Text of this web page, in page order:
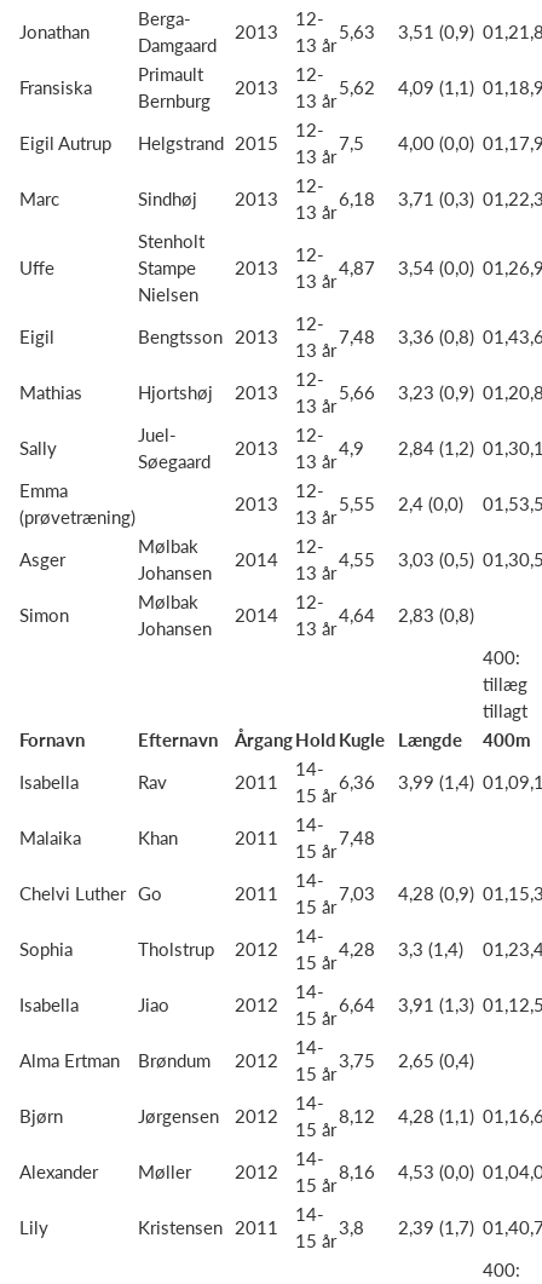
Jonathan
Berga-
Damgaard
2013
12-
13 år
5,63 3,51 (0,9)
Fransiska
Primault
Bernburg
2013
12-
13 år
5,62 4,09 (1,1)
Eigil Autrup Helgstrand 2015
12-
13 år
7,5 4,00 (0,0)
Marc Sindhøj 2013
12-
13 år
6,18 3,71 (0,3)
Uffe
Stenholt
Stampe
Nielsen
2013
12-
13 år
4,87 3,54 (0,0)
Eigil Bengtsson 2013
12-
13 år
7,48 3,36 (0,8)
Mathias Hjortshøj 2013
12-
13 år
5,66 3,23 (0,9)
Sally
Juel-
Søegaard
2013
12-
13 år
4,9 2,84 (1,2)
Emma
(prøvetræning)
2013
12-
13 år
5,55 2,4 (0,0)
Asger
Mølbak
Johansen
2014
12-
13 år
4,55 3,03 (0,5)
Simon
Mølbak
Johansen
2014
12-
13 år
4,64
2,83 (0,8)
400:
tillæg
tillagt
Fornavn
Efternavn ÅrgangHold Kugle Længde
400m
Isabella
Rav 2011
14-
15 år
6,36 3,99 (1,4)
Malaika Khan 2011
14-
15 år
7,48
Chelvi Luther Go 2011
14-
15 år
7,03 4,28 (0,9)
Sophia Tholstrup 2012
14-
15 år
4,28 3,3 (1,4)
Isabella Jiao 2012
14-
15 år
6,64 3,91 (1,3)
Alma Ertman Brøndum 2012
14-
15 år
3,75 2,65 (0,4)
Bjørn Jørgensen 2012
14-
15 år
8,12 4,28 (1,1)
Alexander Møller 2012
14-
15 år
8,16 4,53 (0,0)
Lily Kristensen 2011
14-
15 år
3,8 2,39 (1,7)
400: